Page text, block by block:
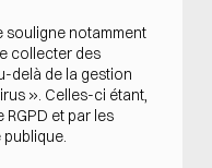
souligne notamment
collecter des
delà de la gestion
». Celles-ci étant,
et par les